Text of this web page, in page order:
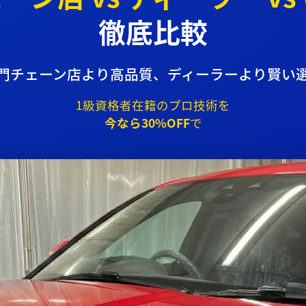
徹底比較
チェーン店より高品質、ディーラーより賢い
1級資格者在籍のプロ技術を
今なら30%OFFで